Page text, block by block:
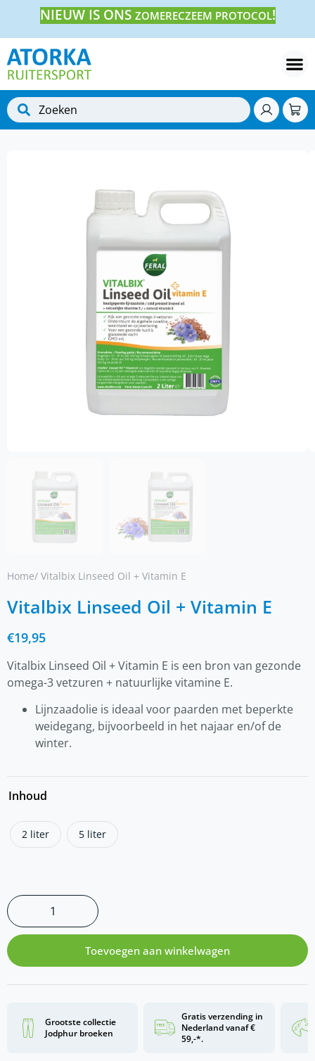
NIEUW IS ONS ZOMERECZEEM PROTOCOL!
Home/ Vitalbix Linseed Oil + Vitamin E
Vitalbix Linseed Oil + Vitamin E
€19,95
Vitalbix Linseed Oil + Vitamin E is een bron van gezonde
omega-3 vetzuren + natuurlijke vitamine E.
Lijnzaadolie is ideaal voor paarden met beperkte
weidegang, bijvoorbeeld in het najaar en/of de
winter.
Inhoud
2 liter 5 liter
Toevoegen aan winkelwagen
Grootste collectie
Jodphur broeken
Gratis verzending in
Nederland vanaf €
59,-*.